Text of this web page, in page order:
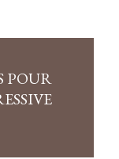
POUR